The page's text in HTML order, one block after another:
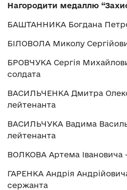
Нагородити медаллю
БАШТАННИКА Богдана
БІЛОВОЛА Миколу
БРОВЧУКА Сергія
солдата
ВАСИЛЬЧЕНКА Дмитра
лейтенанта
ВАСИЛЬЧУКА Вадима
лейтенанта
ВОЛКОВА Артема Івановича
ГАРЕНКА Андрія
сержанта